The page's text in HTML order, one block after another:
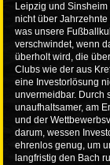
Leipzig und Sinsheim
nicht über
was unsere
verschwindet, wenn
überholt wird, die
Clubs wie der aus
eine Investorlösung
unvermeidbar. Durch
unaufhaltsamer, am
und der
darum, wessen
ehrenlos genug, um
langfristig den Bach